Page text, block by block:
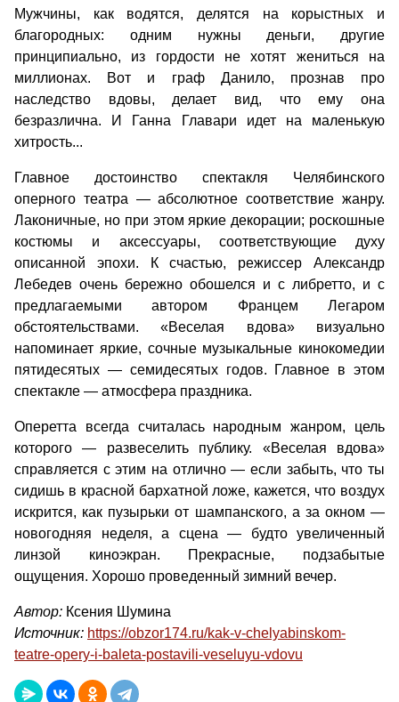
Мужчины, как водятся, делятся на корыстных и
благородных: одним нужны деньги, другие
принципиально, из гордости не хотят жениться на
миллионах. Вот и граф Данило, прознав про
наследство вдовы, делает вид, что ему она
безразлична. И Ганна Главари идет на маленькую
хитрость...
Главное достоинство спектакля Челябинского
оперного театра — абсолютное соответствие жанру.
Лаконичные, но при этом яркие декорации; роскошные
костюмы и аксессуары, соответствующие духу
описанной эпохи. К счастью, режиссер Александр
Лебедев очень бережно обошелся и с либретто, и с
предлагаемыми автором Францем Легаром
обстоятельствами. «Веселая вдова» визуально
напоминает яркие, сочные музыкальные кинокомедии
пятидесятых — семидесятых годов. Главное в этом
спектакле — атмосфера праздника.
Оперетта всегда считалась народным жанром, цель
которого — развеселить публику. «Веселая вдова»
справляется с этим на отлично — если забыть, что ты
сидишь в красной бархатной ложе, кажется, что воздух
искрится, как пузырьки от шампанского, а за окном —
новогодняя неделя, а сцена — будто увеличенный
линзой киноэкран. Прекрасные, подзабытые
ощущения. Хорошо проведенный зимний вечер.
Автор: Ксения Шумина
Источник: https://obzor174.ru/kak-v-chelyabinskom-
teatre-opery-i-baleta-postavili-veseluyu-vdovu